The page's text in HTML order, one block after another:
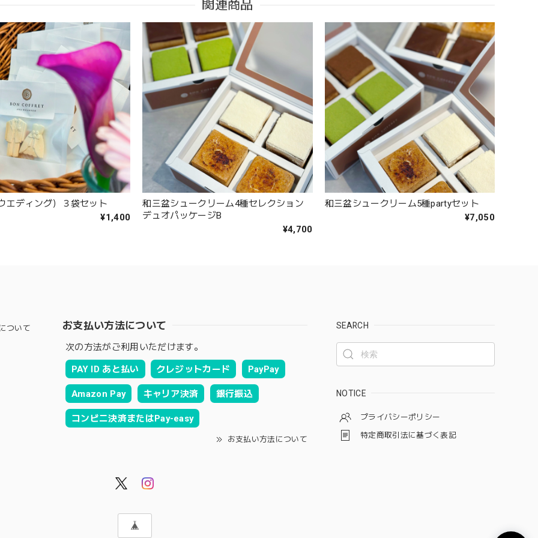
関連商品
エディング）３袋セット
¥1,400
和三盆シュークリーム4種セレクション
デュオパッケージB
¥4,700
和三盆シュークリーム5種partyセット
¥7,050
ついて お支払い方法について
次の方法がご利用いただけます。
PAY ID あと払い クレジットカード PayPay
Amazon Pay キャリア決済 銀行振込
コンビニ決済またはPay-easy
お支払い方法について
SEARCH
NOTICE
プライバシーポリシー
特定商取引法に基づく表記